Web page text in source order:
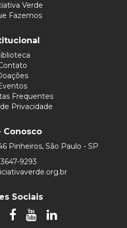
Verde
Fazemos
Frequentes
Privacidade
Conosco
Pinheiros, São Paulo - SP
3647-9293
Sociais